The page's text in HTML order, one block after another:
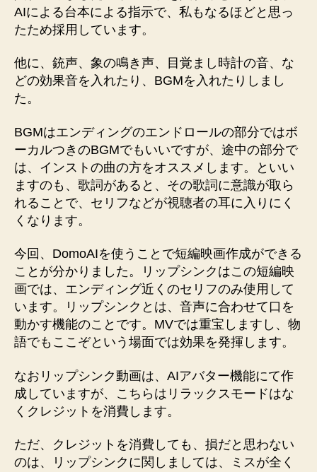
AIによる台本による指示で、私もなるほどと思っ
たため採用しています。
他に、銃声、象の鳴き声、目覚まし時計の音、な
どの効果音を入れたり、BGMを入れたりしまし
た。
BGMはエンディングのエンドロールの部分ではボ
ーカルつきのBGMでもいいですが、途中の部分で
は、インストの曲の方をオススメします。といい
ますのも、歌詞があると、その歌詞に意識が取ら
れることで、セリフなどが視聴者の耳に入りにく
くなります。
今回、DomoAIを使うことで短編映画作成ができる
ことが分かりました。リップシンクはこの短編映
画では、エンディング近くのセリフのみ使用して
います。リップシンクとは、音声に合わせて口を
動かす機能のことです。MVでは重宝しますし、物
語でもここぞという場面では効果を発揮します。
なおリップシンク動画は、AIアバター機能にて作
成していますが、こちらはリラックスモードはな
くクレジットを消費します。
ただ、クレジットを消費しても、損だと思わない
のは、リップシンクに関しましては、ミスが全く